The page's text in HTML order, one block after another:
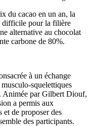
du cacao en un an, la
difficile pour la filière
alternative au chocolat
carbone de 80%.
à un échange
squelettiques
Animée par Gilbert Diouf,
a permis aux
et de proposer des
des participants.